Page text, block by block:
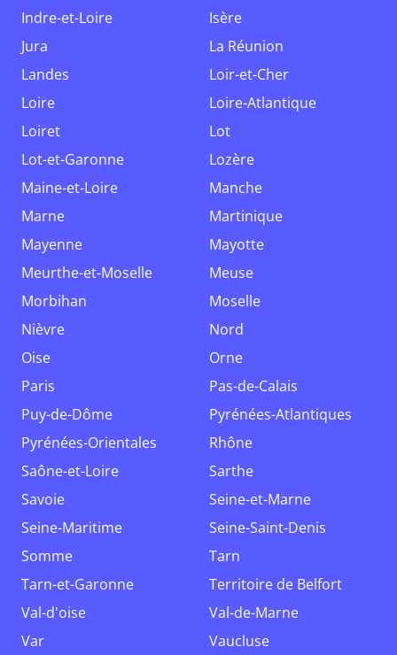
Indre-et-Loire
Isère
Jura
La Réunion
Landes
Loir-et-Cher
Loire
Loire-Atlantique
Loiret
Lot
Lot-et-Garonne
Lozère
Maine-et-Loire
Manche
Marne
Martinique
Mayenne
Mayotte
Meurthe-et-Moselle
Meuse
Morbihan
Moselle
Nièvre
Nord
Oise
Orne
Paris
Pas-de-Calais
Puy-de-Dôme
Pyrénées-Atlantiques
Pyrénées-Orientales
Rhône
Saône-et-Loire
Sarthe
Savoie
Seine-et-Marne
Seine-Maritime
Seine-Saint-Denis
Somme
Tarn
Tarn-et-Garonne
Territoire de Belfort
Val-d'oise
Val-de-Marne
Var
Vaucluse